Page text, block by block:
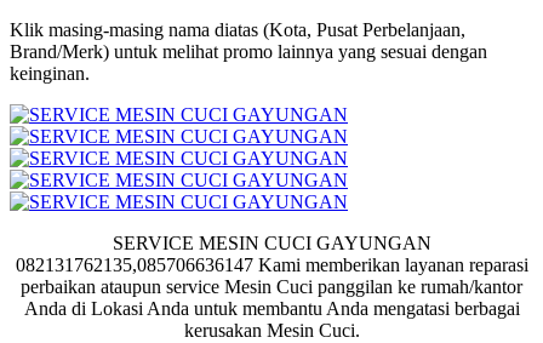
Klik masing-masing nama diatas (Kota, Pusat Perbelanjaan,
Brand/Merk) untuk melihat promo lainnya yang sesuai dengan
keinginan.
SERVICE MESIN CUCI GAYUNGAN
082131762135,085706636147 Kami memberikan layanan reparasi
perbaikan ataupun service Mesin Cuci panggilan ke rumah/kantor
Anda di Lokasi Anda untuk membantu Anda mengatasi berbagai
kerusakan Mesin Cuci.